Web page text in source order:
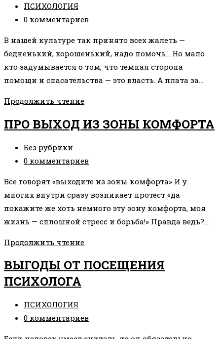
Рубрика
записи:
ПСИХОЛОГИЯ
Комментарии
записи:
0 комментариев
В нашей культуре так принято всех жалеть —
бедненький, хорошенький, надо помочь… Но мало
кто задумывается о том, что темная сторона
помощи и спасательства — это власть. А плата за…
Продолжить чтениеКАК
БЫТЬ
ПРО ВЫХОД ИЗ ЗОНЫ КОМФОРТА
Рубрика
записи:
Без рубрики
Комментарии
записи:
0 комментариев
Все говорят «выходите из зоны комфорта» И у
многих внутри сразу возникает протест «да
покажите же хоть немного эту зону комфорта, моя
жизнь — сплошной стресс и борьба!» Правда ведь?…
Продолжить чтениеПРО
ИЗ
ВЫГОДЫ ОТ ПОСЕЩЕНИЯ
ПСИХОЛОГА
Рубрика
записи:
ПСИХОЛОГИЯ
Комментарии
0 комментариев